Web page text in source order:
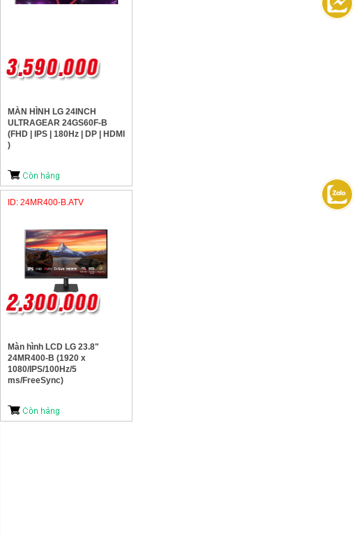
MÀN HÌNH LG 24INCH
ULTRAGEAR 24GS60F-B
(FHD | IPS | 180Hz | DP | HDMI
)
ID: 24MR400-B.ATV
Màn hình LCD LG 23.8"
24MR400-B (1920 x
1080/IPS/100Hz/5
ms/FreeSync)